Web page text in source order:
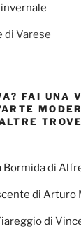
di Varese
FAI UNA
di
di Arturo
di